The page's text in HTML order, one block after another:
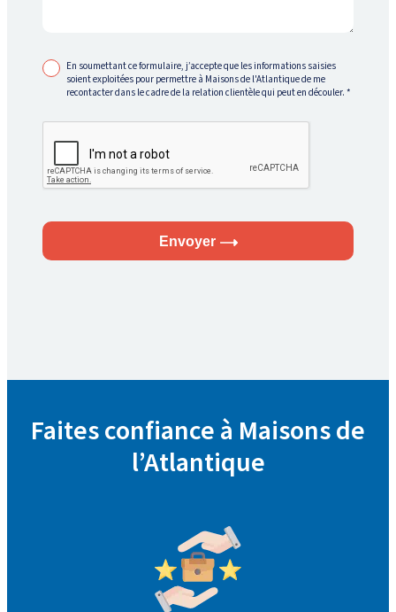
En soumettant ce formulaire, j’accepte que les informations saisies
soient exploitées pour permettre à Maisons de l'Atlantique de me
recontacter dans le cadre de la relation clientèle qui peut en découler.*
Envoyer
Faites confiance à Maisons de
l’Atlantique